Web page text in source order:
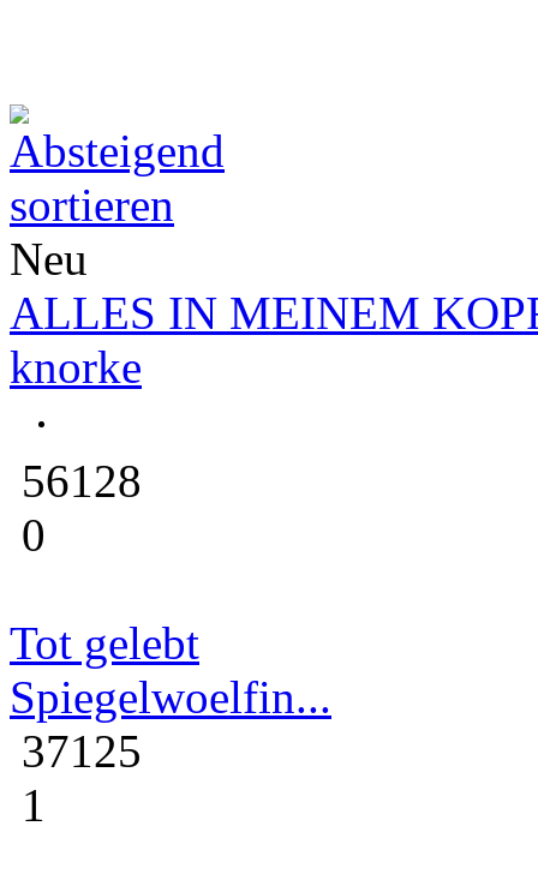
Neu
ALLES IN MEINEM
knorke
56128
0
Tot gelebt
Spiegelwoelfin...
37125
1